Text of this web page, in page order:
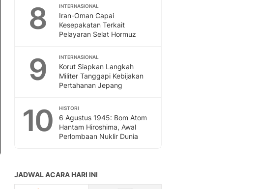
8 INTERNASIONAL
Iran-Oman Capai
Kesepakatan Terkait
Pelayaran Selat Hormuz
9 INTERNASIONAL
Korut Siapkan Langkah
Militer Tanggapi Kebijakan
Pertahanan Jepang
10 HISTORI
6 Agustus 1945: Bom Atom
Hantam Hiroshima, Awal
Perlombaan Nuklir Dunia